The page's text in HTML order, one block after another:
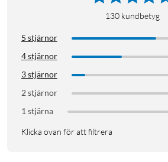
130 kundbetyg
5 stjärnor
4 stjärnor
3 stjärnor
2 stjärnor
1 stjärna
Klicka ovan för att filtrera